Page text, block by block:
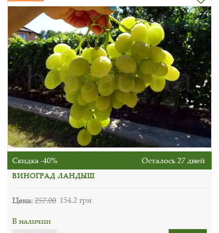
Скидка -40% Осталось 27 дней
ВИНОГРАД ЛАНДЫШ
Цена:257.00 154.2 грн
В наличии